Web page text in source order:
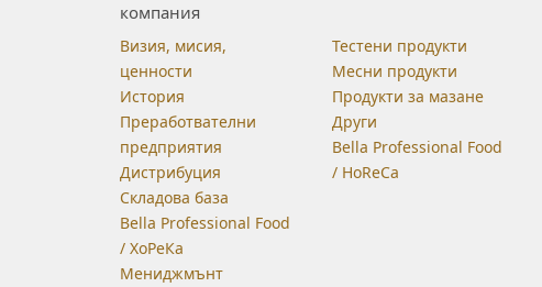
компания
Визия, мисия,
ценности
История
Преработвателни
предприятия
Дистрибуция
Складова база
Bella Professional Food
/ ХоРеКа
Мениджмънт
Тестени продукти
Месни продукти
Продукти за мазане
Други
Bella Professional Food
/ HoReCa